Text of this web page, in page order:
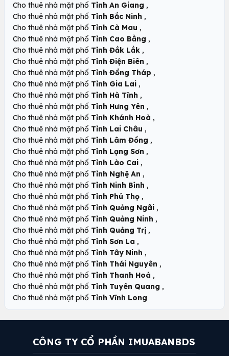
Cho thuê nhà mặt phố Tỉnh An Giang ,
Cho thuê nhà mặt phố Tỉnh Bắc Ninh ,
Cho thuê nhà mặt phố Tỉnh Cà Mau ,
Cho thuê nhà mặt phố Tỉnh Cao Bằng ,
Cho thuê nhà mặt phố Tỉnh Đắk Lắk ,
Cho thuê nhà mặt phố Tỉnh Điện Biên ,
Cho thuê nhà mặt phố Tỉnh Đồng Tháp ,
Cho thuê nhà mặt phố Tỉnh Gia Lai ,
Cho thuê nhà mặt phố Tỉnh Hà Tĩnh ,
Cho thuê nhà mặt phố Tỉnh Hưng Yên ,
Cho thuê nhà mặt phố Tỉnh Khánh Hoà ,
Cho thuê nhà mặt phố Tỉnh Lai Châu ,
Cho thuê nhà mặt phố Tỉnh Lâm Đồng ,
Cho thuê nhà mặt phố Tỉnh Lạng Sơn ,
Cho thuê nhà mặt phố Tỉnh Lào Cai ,
Cho thuê nhà mặt phố Tỉnh Nghệ An ,
Cho thuê nhà mặt phố Tỉnh Ninh Bình ,
Cho thuê nhà mặt phố Tỉnh Phú Thọ ,
Cho thuê nhà mặt phố Tỉnh Quảng Ngãi ,
Cho thuê nhà mặt phố Tỉnh Quảng Ninh ,
Cho thuê nhà mặt phố Tỉnh Quảng Trị ,
Cho thuê nhà mặt phố Tỉnh Sơn La ,
Cho thuê nhà mặt phố Tỉnh Tây Ninh ,
Cho thuê nhà mặt phố Tỉnh Thái Nguyên ,
Cho thuê nhà mặt phố Tỉnh Thanh Hoá ,
Cho thuê nhà mặt phố Tỉnh Tuyên Quang ,
Cho thuê nhà mặt phố Tỉnh Vĩnh Long
CÔNG TY CỔ PHẦN IMUABANBDS